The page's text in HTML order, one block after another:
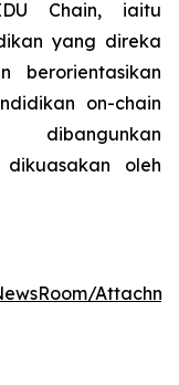
Chain, iaitu
yang direka
berorientasikan
on-chain
oleh